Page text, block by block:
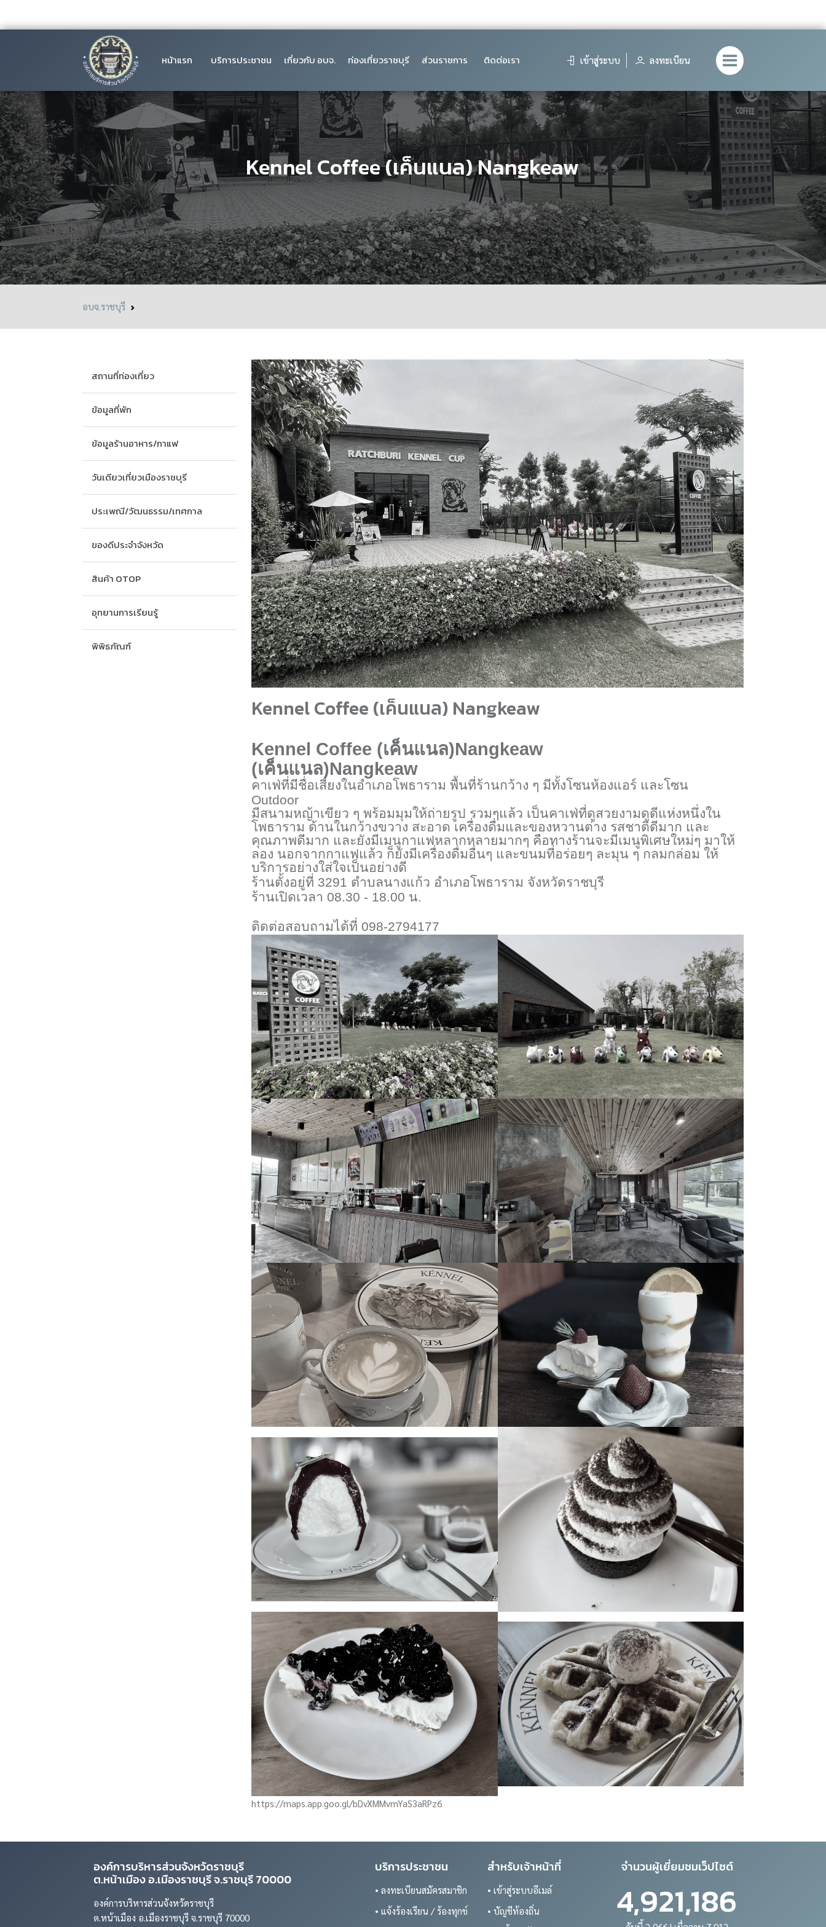
หน้าแรก บริการประชาชน เกี่ยวกับ อบจ. ท่องเที่ยวราชบุรี ส่วนราชการ ติดต่อเรา เข้าสู่ระบบ ลงทะเบียน
Kennel Coffee (เค็นแนล) Nangkeaw
อบจ.ราชบุรี
สถานที่ท่องเที่ยว
ข้อมูลที่พัก
ข้อมูลร้านอาหาร/กาแฟ
วันเดียวเที่ยวเมืองราชบุรี
ประเพณี/วัฒนธรรม/เทศกาล
ของดีประจำจังหวัด
สินค้า OTOP
อุทยานการเรียนรู้
พิพิธภัณฑ์
Kennel Coffee (เค็นแนล) Nangkeaw
Kennel Coffee (เค็นแนล)Nangkeaw
(เค็นแนล)Nangkeaw
คาเฟ่ที่มีชื่อเสียงในอำเภอโพธาราม พื้นที่ร้านกว้าง ๆ มีทั้งโซนห้องแอร์ และโซน
Outdoor
มีสนามหญ้าเขียว ๆ พร้อมมุมให้ถ่ายรูป รวมๆแล้ว เป็นคาเฟ่ที่ดูสวยงามดูดีแห่งหนึ่งใน
โพธาราม ด้านในกว้างขวาง สะอาด เครื่องดื่มและของหวานต่าง รสชาติดีมาก และ
คุณภาพดีมาก และยังมีเมนูกาแฟหลากหลายมากๆ คือทางร้านจะมีเมนูพิเศษใหม่ๆ มาให้
ลอง นอกจากกาแฟแล้ว ก็ยังมีเครื่องดื่มอื่นๆ และขนมที่อร่อยๆ ละมุน ๆ กลมกล่อม ให้
บริการอย่างใส่ใจเป็นอย่างดี
ร้านตั้งอยู่ที่ 3291 ตำบลนางแก้ว อำเภอโพธาราม จังหวัดราชบุรี
ร้านเปิดเวลา 08.30 - 18.00 น.
ติดต่อสอบถามได้ที่ 098-2794177
https://maps.app.goo.gl/bDvXMMvmYaS3aRPz6
องค์การบริหารส่วนจังหวัดราชบุรี
ต.หน้าเมือง อ.เมืองราชบุรี จ.ราชบุรี 70000
องค์การบริหารส่วนจังหวัดราชบุรี
ต.หน้าเมือง อ.เมืองราชบุรี จ.ราชบุรี 70000
บริการประชาชน
• ลงทะเบียนสมัครสมาชิก
• แจ้งร้องเรียน / ร้องทุกข์
สำหรับเจ้าหน้าที่
• เข้าสู่ระบบอีเมล์
• บัญชีท้องถิ่น
จำนวนผู้เยี่ยมชมเว็ปไซต์
4,921,186